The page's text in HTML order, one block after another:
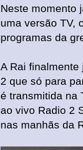
Neste momento
uma versão TV,
programas da
A Rai
2 que só para
é transmitida na
ao vivo Radio 2
nas manhãs da